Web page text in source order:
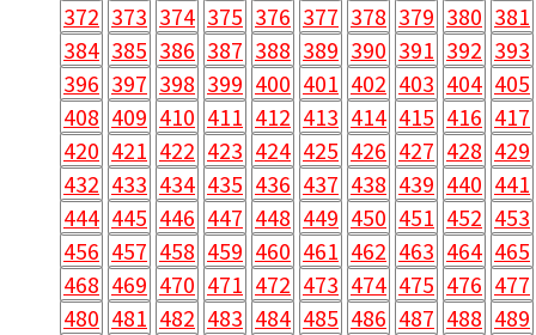
372 373 374 375 376 377 378 379 380 381
384 385 386 387 388 389 390 391 392 393
396 397 398 399 400 401 402 403 404 405
408 409 410 411 412 413 414 415 416 417
420 421 422 423 424 425 426 427 428 429
432 433 434 435 436 437 438 439 440 441
444 445 446 447 448 449 450 451 452 453
456 457 458 459 460 461 462 463 464 465
468 469 470 471 472 473 474 475 476 477
480 481 482 483 484 485 486 487 488 489